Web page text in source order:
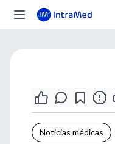
Noticias médicas